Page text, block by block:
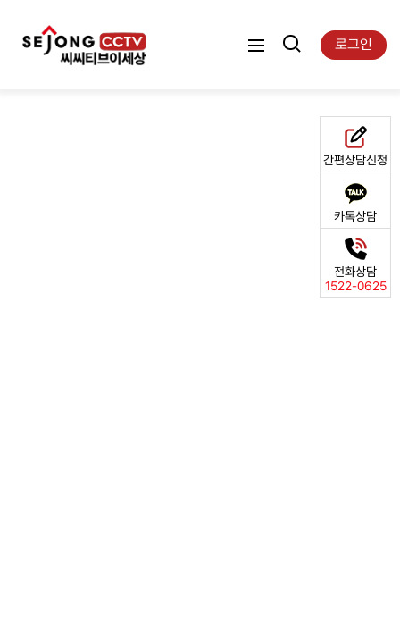
로그인
간편상담신청
카톡상담
전화상담
1522-0625